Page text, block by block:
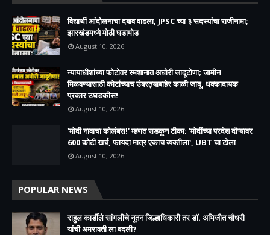
विद्यार्थी आंदोलनाचा दबाव वाढला, JPSC च्या ३ सदस्यांचा राजीनामा;
झारखंडमध्ये मोठी घडामोड
August 10, 2026
न्यायाधीशांच्या फोटोवर स्मशानात अघोरी जादूटोणा; जामीन
मिळवण्यासाठी कोर्टाच्याच उंबरठ्याबाहेर काळी जादू, धक्कादायक
प्रकार उघडकीस!
August 10, 2026
'मोदी नावाचा कोलंबस!' म्हणत सडकून टीका; 'मोदींच्या परदेश दौऱ्यावर
600 कोटी खर्च, फायदा मात्र एकाच व्यक्तीला', UBT चा टोला
August 10, 2026
POPULAR NEWS
राहुल कार्डीले सांगलीचे नूतन जिल्हाधिकारी तर डॉ. अभिजीत चौधरी
यांची अमरावती ला बदली?